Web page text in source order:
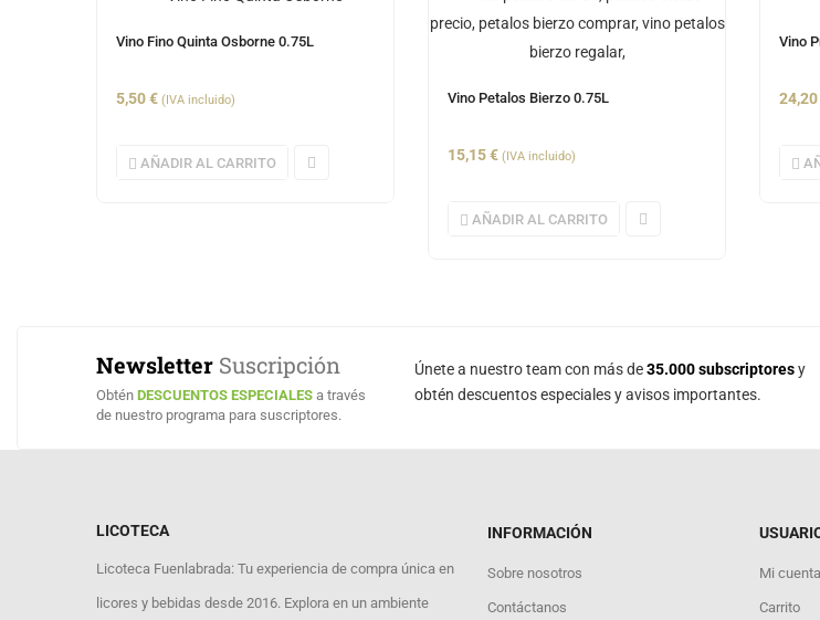
Vino Fino Quinta Osborne 0.75L
5,50€ (IVA incluido)
AÑADIR AL CARRITO
Vino Petalos Bierzo 0.75L
15,15€ (IVA incluido)
AÑADIR AL CARRITO
Vino
24,20
Newsletter Suscripción
Obtén DESCUENTOS ESPECIALES a través
de nuestro programa para suscriptores.
Únete a nuestro team con más de35.000 subscriptoresy
obtén descuentos especiales y avisos importantes.
LICOTECA
Licoteca Fuenlabrada: Tu experiencia de compra única en
licores y bebidas desde 2016. Explora en un ambiente
INFORMACIÓN
Sobre nosotros
Contáctanos
Mi cuenta
Carrito